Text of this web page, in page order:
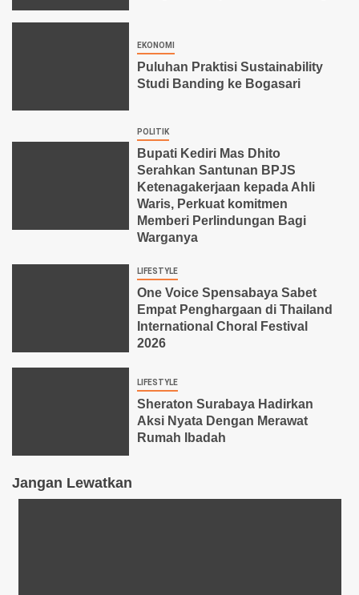
EKONOMI
Puluhan Praktisi Sustainability
Studi Banding ke Bogasari
POLITIK
Bupati Kediri Mas Dhito
Serahkan Santunan BPJS
Ketenagakerjaan kepada Ahli
Waris, Perkuat komitmen
Memberi Perlindungan Bagi
Warganya
LIFESTYLE
One Voice Spensabaya Sabet
Empat Penghargaan di Thailand
International Choral Festival
2026
LIFESTYLE
Sheraton Surabaya Hadirkan
Aksi Nyata Dengan Merawat
Rumah Ibadah
Jangan Lewatkan